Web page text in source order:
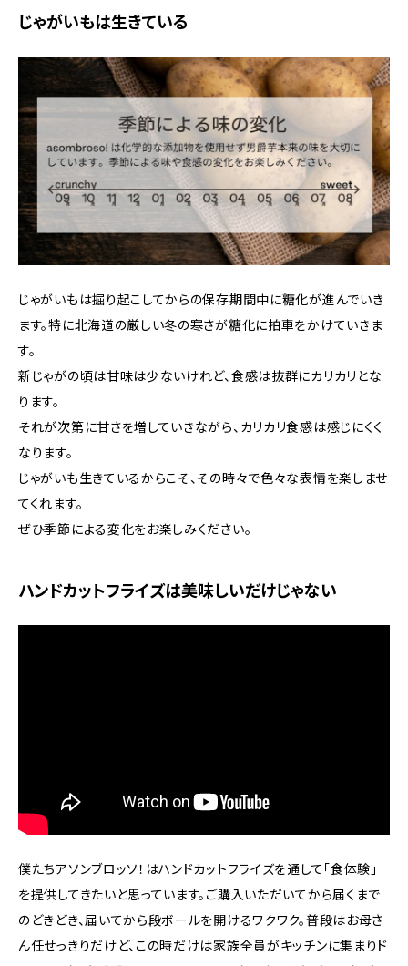
じゃがいもは生きている
じゃがいもは掘り起こしてからの保存期間中に糖化が進んでいき
ます。特に北海道の厳しい冬の寒さが糖化に拍車をかけていきま
す。
新じゃがの頃は甘味は少ないけれど、食感は抜群にカリカリとな
ります。
それが次第に甘さを増していきながら、カリカリ食感は感じにくく
なります。
じゃがいも生きているからこそ、その時々で色々な表情を楽しませ
てくれます。
ぜひ季節による変化をお楽しみください。
ハンドカットフライズは美味しいだけじゃない
僕たちアソンブロッソ！はハンドカットフライズを通して「食体験」
を提供してきたいと思っています。ご購入いただいてから届くまで
のどきどき、届いてから段ボールを開けるワクワク。普段はお母さ
ん任せっきりだけど、この時だけは家族全員がキッチンに集まりド